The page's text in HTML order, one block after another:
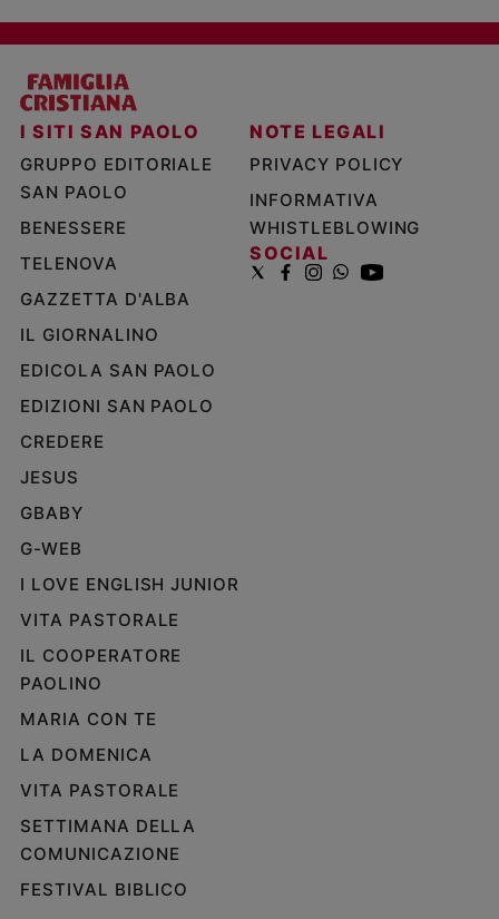
I SITI SAN PAOLO
GRUPPO EDITORIALE
SAN PAOLO
BENESSERE
TELENOVA
GAZZETTA D'ALBA
IL GIORNALINO
EDICOLA SAN PAOLO
EDIZIONI SAN PAOLO
CREDERE
JESUS
GBABY
G-WEB
I LOVE ENGLISH JUNIOR
VITA PASTORALE
IL COOPERATORE
PAOLINO
MARIA CON TE
LA DOMENICA
VITA PASTORALE
SETTIMANA DELLA
COMUNICAZIONE
FESTIVAL BIBLICO
NOTE LEGALI
PRIVACY POLICY
INFORMATIVA
WHISTLEBLOWING
SOCIAL